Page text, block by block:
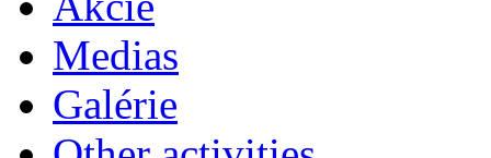
Medias
Galérie